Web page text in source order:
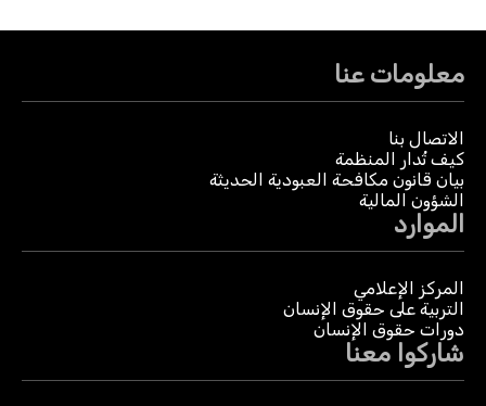
معلومات عنا
الاتصال بنا
كيف تُدار المنظمة
بيان قانون مكافحة العبودية الحديثة
الشؤون المالية
الموارد
المركز الإعلامي
التربية على حقوق الإنسان
دورات حقوق الإنسان
شاركوا معنا